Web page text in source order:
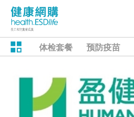
体检套餐 预防疫苗